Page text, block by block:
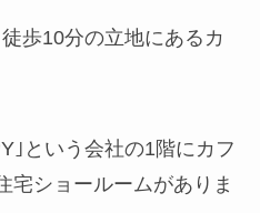
歩10分の立地にあるカ
｣という会社の1階にカフ
宅ショールームがありま